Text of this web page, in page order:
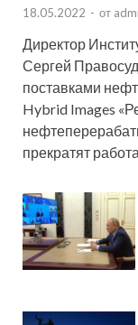
18.05.2022 - от
Директор
Сергей
поставками
Hybrid Images
прекратят